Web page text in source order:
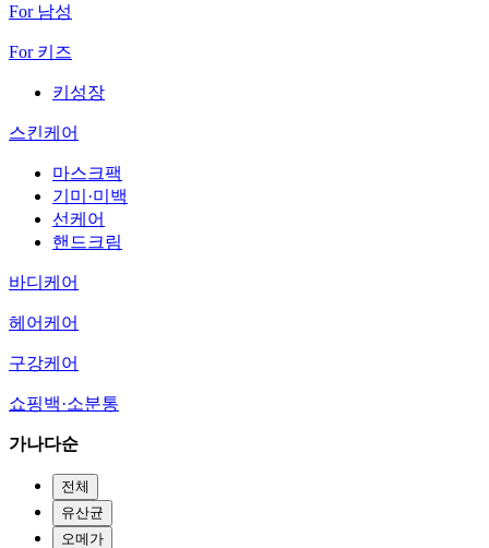
For 남성
For 키즈
키성장
스킨케어
마스크팩
기미·미백
선케어
핸드크림
바디케어
헤어케어
구강케어
쇼핑백·소분통
가나다순
전체
유산균
오메가